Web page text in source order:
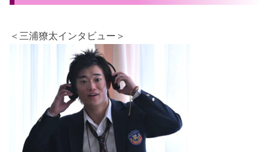
＜三浦獠太インタビュー＞